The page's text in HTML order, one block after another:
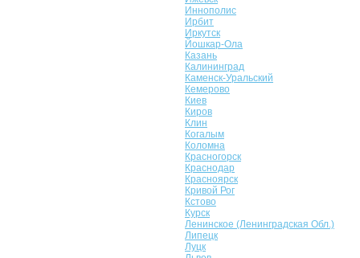
Иннополис
Ирбит
Иркутск
Йошкар-Ола
Казань
Калининград
Каменск-Уральский
Кемерово
Киев
Киров
Клин
Когалым
Коломна
Красногорск
Краснодар
Красноярск
Кривой Рог
Кстово
Курск
Ленинское (Ленинградская Обл.)
Липецк
Луцк